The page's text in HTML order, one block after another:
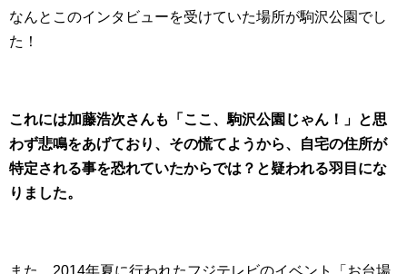
なんとこのインタビューを受けていた場所が駒沢公園でし
た！
これには加藤浩次さんも「ここ、駒沢公園じゃん！」と思
わず悲鳴をあげており、その慌てようから、自宅の住所が
特定される事を恐れていたからでは？と疑われる羽目にな
りました。
また、2014年夏に行われたフジテレビのイベント「お台場